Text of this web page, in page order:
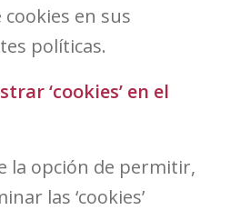
en sus
políticas.
‘cookies’ en el
la opción de permitir,
las ‘cookies’